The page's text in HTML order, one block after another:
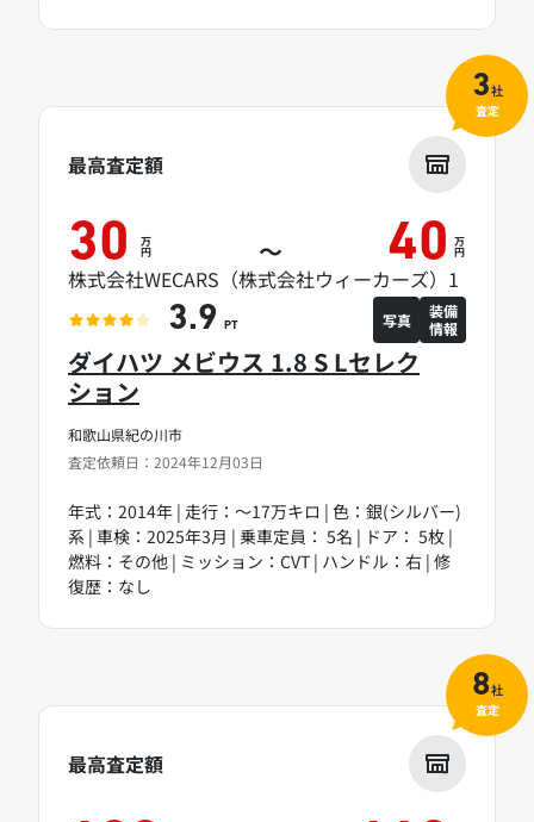
和歌山県紀の川市
査定依頼日：2024年12月03日
ダイハツ メビウス 1.8 S Lセレク
ション
年式：2014年 | 走行：～17万キロ | 色：銀(シルバー)
系 | 車検：2025年3月 | 乗車定員： 5名 | ドア： 5枚 |
燃料：その他 | ミッション：CVT | ハンドル：右 | 修
復歴：なし
最高査定額
30 万
円 ～ 40 万
円
株式会社WECARS（株式会社ウィーカーズ）1
3.9 PT 写真
装備
情報
3社
査定
最高査定額
8社
査定